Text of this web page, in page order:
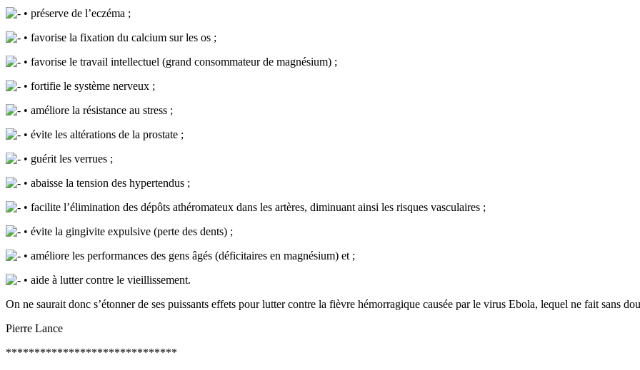
• préserve de l’eczéma ;
• favorise la fixation du calcium sur les os ;
• favorise le travail intellectuel (grand consommateur de magnésium) ;
• fortifie le système nerveux ;
• améliore la résistance au stress ;
• évite les altérations de la prostate ;
• guérit les verrues ;
• abaisse la tension des hypertendus ;
• facilite l’élimination des dépôts athéromateux dans les artères, diminuant ainsi les risques vasculaires ;
• évite la gingivite expulsive (perte des dents) ;
• améliore les performances des gens âgés (déficitaires en magnésium) et ;
• aide à lutter contre le vieillissement.
On ne saurait donc s’étonner de ses puissants effets pour lutter contre la fièvre hémorragique causée par le virus Ebola, lequel ne fait sans
Pierre Lance
******************************